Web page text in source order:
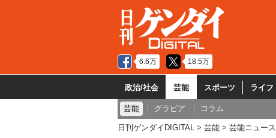
6.6万 18.5万
政治/社会 芸能 スポーツ ライフ
芸能 グラビア コラム
日刊ゲンダイDIGITAL 芸能 芸能ニュース